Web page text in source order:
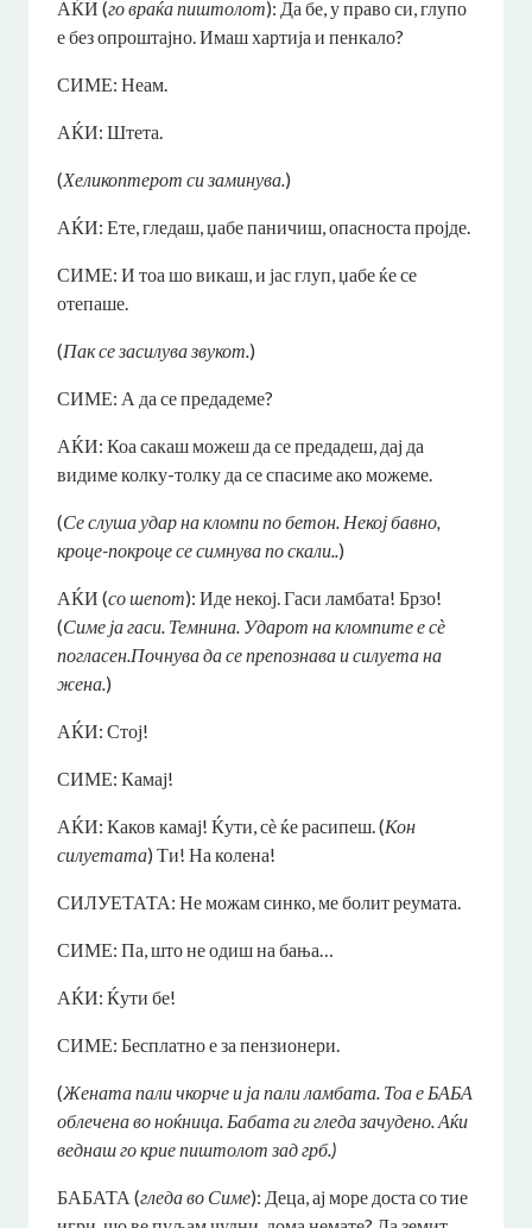
АЌИ (го враќа пиштолот): Да бе, у право си, глупо
е без опроштајно. Имаш хартија и пенкало?
СИМЕ: Неам.
АЌИ: Штета.
(Хеликоптерот си заминува.)
АЌИ: Ете, гледаш, џабе паничиш, опасноста пројде.
СИМЕ: И тоа шо викаш, и јас глуп, џабе ќе се
отепаше.
(Пак се засилува звукот.)
СИМЕ: А да се предадеме?
АЌИ: Коа сакаш можеш да се предадеш, дај да
видиме колку-толку да се спасиме ако можеме.
(Се слуша удар на кломпи по бетон. Некој бавно,
кроце-покроце се симнува по скали..)
АЌИ (со шепот): Иде некој. Гаси ламбата! Брзо!
(Симе ја гаси. Темнина. Ударот на кломпите е сѐ
погласен.Почнува да се препознава и силуета на
жена.)
АЌИ: Стој!
СИМЕ: Камај!
АЌИ: Каков камај! Ќути, сѐ ќе расипеш. (Кон
силуетата) Ти! На колена!
СИЛУЕТАТА: Не можам синко, ме болит реумата.
СИМЕ: Па, што не одиш на бања…
АЌИ: Ќути бе!
СИМЕ: Бесплатно е за пензионери.
(Жената пали чкорче и ја пали ламбата. Тоа е БАБА
облечена во ноќница. Бабата ги гледа зачудено. Аќи
веднаш го крие пиштолот зад грб.)
БАБАТА (гледа во Симе): Деца, ај море доста со тие